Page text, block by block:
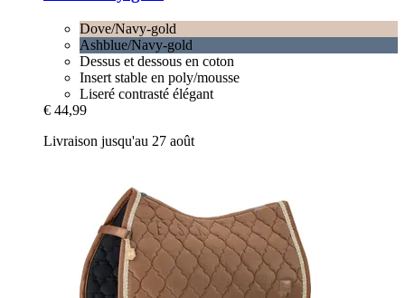
Dove/Navy-gold
Ashblue/Navy-gold
Dessus et dessous en coton
Insert stable en poly/mousse
Liseré contrasté élégant
€ 44,99
Livraison jusqu'au 27 août